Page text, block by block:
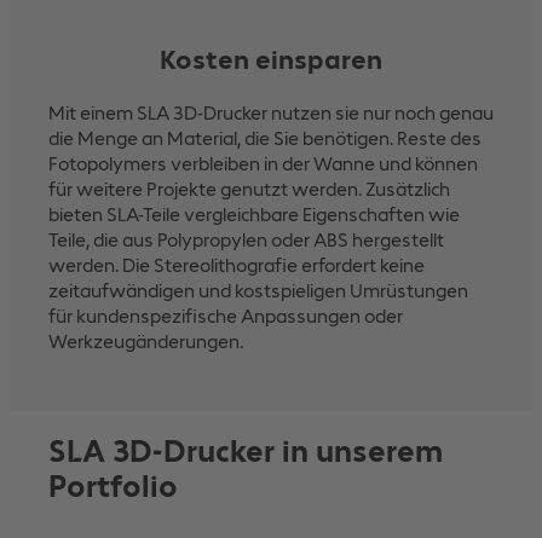
Kosten einsparen
Mit einem SLA 3D-Drucker nutzen sie nur noch genau
die Menge an Material, die Sie benötigen. Reste des
Fotopolymers verbleiben in der Wanne und können
für weitere Projekte genutzt werden. Zusätzlich
bieten SLA-Teile vergleichbare Eigenschaften wie
Teile, die aus Polypropylen oder ABS hergestellt
werden. Die Stereolithografie erfordert keine
zeitaufwändigen und kostspieligen Umrüstungen
für kundenspezifische Anpassungen oder
Werkzeugänderungen.
SLA 3D-Drucker in unserem
Portfolio